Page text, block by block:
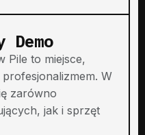
Demo
Pile to miejsce,
W
zarówno
jak i sprzęt